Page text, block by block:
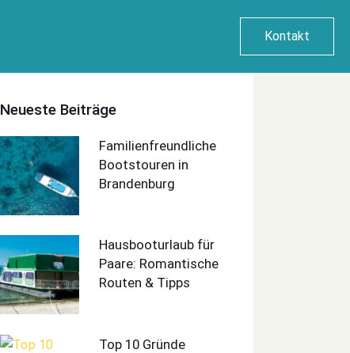
Kontakt
Neueste Beiträge
Familienfreundliche
Bootstouren in
Brandenburg
Hausbooturlaub für
Paare: Romantische
Routen & Tipps
Top 10 Gründe